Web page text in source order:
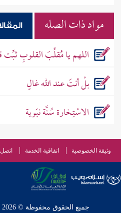
مواد ذات الصله
اللهم يا مُقلِّبَ القلوبِ
بلْ أنتَ عند الله غالٍ
الاسْتِخارة سُنَّة نبَوية
وثيقة الخصوصية اتفاقية الخدمة اتصل
جميع الحقوق محفوظة © 2026 - 1998 لشبكة إسلام ويب